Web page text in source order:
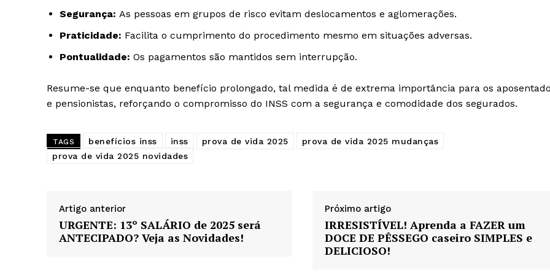
Segurança: As pessoas em grupos de risco evitam deslocamentos e aglomerações.
Praticidade: Facilita o cumprimento do procedimento mesmo em situações adversas.
Pontualidade: Os pagamentos são mantidos sem interrupção.
Resume-se que enquanto benefício prolongado, tal medida é de extrema importância para os
e pensionistas, reforçando o compromisso do INSS com a segurança e comodidade dos segurados.
TAGS benefícios inss inss prova de vida 2025
prova de vida 2025 mudanças
prova de vida 2025 novidades
Artigo anterior
URGENTE: 13º SALÁRIO de 2025 será
ANTECIPADO? Veja as Novidades!
Próximo artigo
IRRESISTÍVEL! Aprenda a FAZER um
DOCE DE PÊSSEGO caseiro SIMPLES e
DELICIOSO!